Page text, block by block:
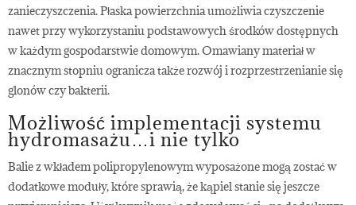
zanieczyszczenia. Płaska powierzchnia umożliwia czyszczenie
nawet przy wykorzystaniu podstawowych środków dostępnych
w każdym gospodarstwie domowym. Omawiany materiał w
znacznym stopniu ogranicza także rozwój i rozprzestrzenianie się
glonów czy bakterii.
Możliwość implementacji systemu
hydromasażu…i nie tylko
Balie z wkładem polipropylenowym wyposażone mogą zostać w
dodatkowe moduły, które sprawią, że kąpiel stanie się jeszcze